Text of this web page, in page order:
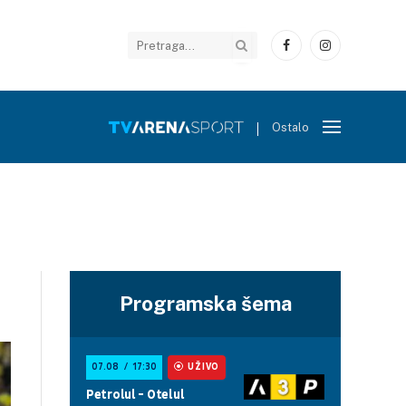
FacebookInstagram
Ostalo
Programska šema